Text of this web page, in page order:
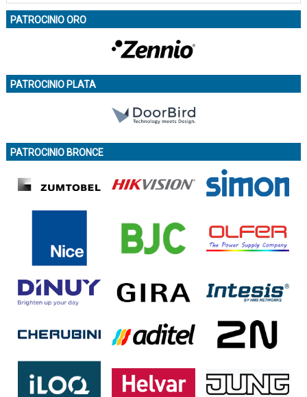
PATROCINIO ORO
PATROCINIO PLATA
PATROCINIO BRONCE